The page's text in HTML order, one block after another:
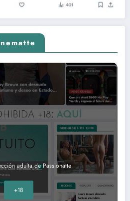
adulta de Passionatte
+18